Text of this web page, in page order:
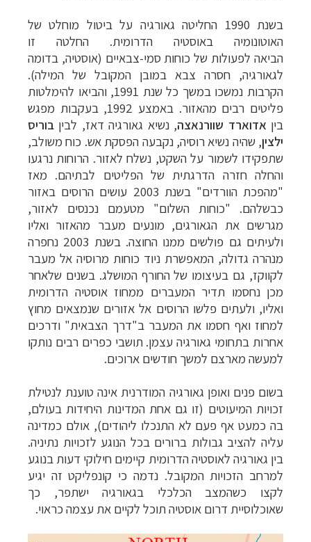
בשנת 1990
החליטה גאורגיה על ביטול מוחלט של
האוטונומיה באוסטיה הדרומית. החלטה זו
הביאה לפעולות של כוחות סמי-צבאיים (אוסטיה, בדומה
לגאורגיה, חסרה צבא במובן המקובל של המילה).
הקרבות נמשכו במשך כל שנת 1991, והביאו להימלטות
פליטים רבים מהאזור. באמצע
בעקבות מפגש
בין אדוארד שוורנאצה, נשיא גאורגיה דאז, לבין בוריס
ילצין, שהיה נשיא רוסיה, נקבעה הפסקת אש. כוח משולב,
שתפקידו לשמור על השקט, נשלח לאזור. הרוחות נרגעו
והחלה חזרה הדרגתית של הפליטים לבתיהם. מאז
"מהפכת הוורדים" בשנת 2003 עושים
הרוסים באזור
כבשלהם. "כוחות השלום" מטעמם נכנסים לאזור,
מגרשים את הגאורגים, מונעים מעבר מהאזור ואליו
ולעיתים גם פולשים ממנו החוצה. בשנת 2003 נחפרה
מנהרה גדולה, המאפשרת ניוד כוחות מרוסיה אל מעבר
לקווקז, גם בעיצומו של החורף המושלג. בשנים שלאחר
מכן נחסמו תדיר המעברים ממחוז אוסטיה הדרומית
ואליו, ולעתים פלשו הרוסים אל אזורים שנמצאים מחוץ
למחוז ואף חסמו את המעבר ב"דרך הצבאית" ודרכים
אחרות בתחומי גאורגיה עצמן. תושבי כפרים רבים נותקו
למעשה מארצם למשך חודשים ארוכים.
בשום פנים ואופן גאורגיה המודרנית אינה טוענת לנטילת
זכויות המיעוטים (זו גם אחת המדינות היחידות בעולם,
בה כמעט אף פעם לא התנכלו ליהודים), אולם כמדינה
עליה להציב גבולות ברורים בכל הנוגע לזכויות נתיניה.
בין גאורגיה לאוסטיה הדרומית קיימים חילוקי דעות בנוגע
למרחב הזכויות המקובל. נדמה כי קונפליקט זה יגיע
לקצו כשהמצב הכלכלי בגאורגיה
ישתפר, כך
שאוכלוסיית דרום אוסטיה תוכל לקיים את עצמה כראוי.